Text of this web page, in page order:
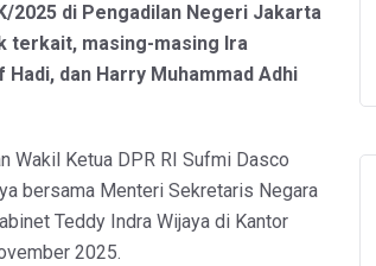
2025 di Pengadilan Negeri Jakarta
terkait, masing-masing Ira
Hadi, dan Harry Muhammad Adhi
Wakil Ketua DPR RI Sufmi Dasco
bersama Menteri Sekretaris Negara
Teddy Indra Wijaya di Kantor
2025.